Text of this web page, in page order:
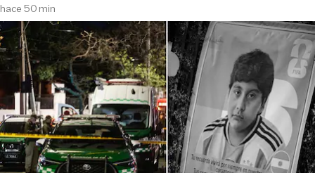
hace 50 min